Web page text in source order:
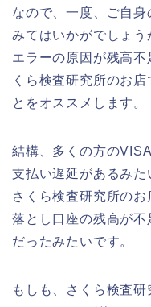
なので、一度、ご自
みてはいかがでしょ
エラーの原因が残高
くら検査研究所のお
とをオススメします。
結構、多くの方の
支払い遅延があるみた
さくら検査研究所の
落とし口座の残高が不
だったみたいです。
もしも、さくら検査研